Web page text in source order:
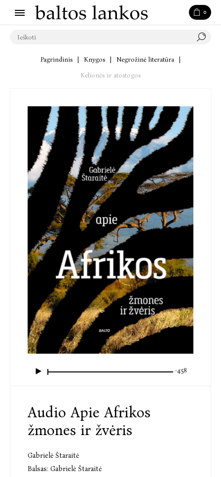
0
Pagrindinis Knygos Negrožinė literatūra
Kelionės ir atostogos
-4:58
Audio Apie Afrikos
žmones ir žvėris
Gabrielė Štaraitė
Balsas: Gabrielė Štaraitė